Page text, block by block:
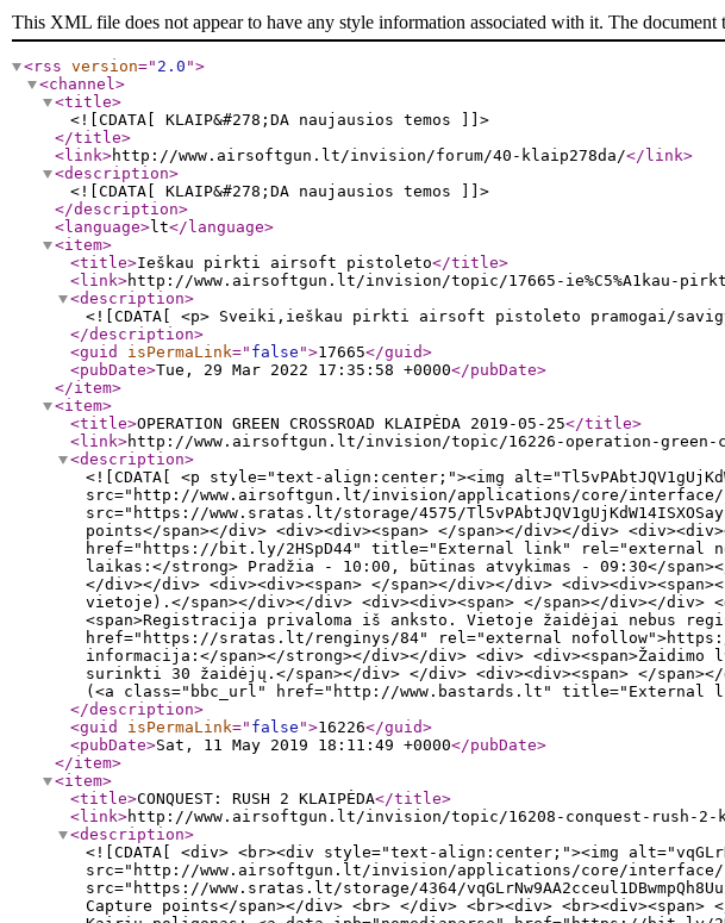
This XML file does not appear to have any style information associated with it. The document
<rss version=" 2.0 ">
<channel>
<title>
<![CDATA[ KLAIP&#278;DA naujausios temos ]]>
</title>
<link>http://www.airsoftgun.lt/invision/forum/40-klaip278da/</link>
<description>
<![CDATA[ KLAIP&#278;DA naujausios temos ]]>
</description>
<language>lt</language>
<item>
<title>Ieškau pirkti airsoft pistoleto</title>
<link>http://www.airsoftgun.lt/invision/topic/17665-ie%C5%A1kau-
<description>
<![CDATA[ <p> Sveiki,ieškau pirkti airsoft pistoleto pramogai/
</description>
<guid
isPermaLink=" false ">17665</guid>
<pubDate>Tue, 29 Mar 2022 17:35:58 +0000</pubDate>
</item>
<item>
<title>OPERATION GREEN CROSSROAD KLAIPĖDA 2019-05-25</title>
<link>http://www.airsoftgun.lt/invision/topic/16226-operation-green-
<description>
<![CDATA[ <p style="text-align:center;"><img
src="http://www.airsoftgun.lt/invision/applications/core/interface/
src="https://www.sratas.lt/storage/4575/
points</span></div> <div><div><span> </span></div></div>
href="https://bit.ly/2HSpD44" title="External link" rel="external
laikas:</strong> Pradžia - 10:00, būtinas atvykimas - 09:30</span></
</div></div> <div><div><span> </span></div></div>
vietoje).</span></div></div> <div><div><span> </span></div></
<span>Registracija privaloma iš anksto. Vietoje žaidėjai nebus
href="https://sratas.lt/renginys/84" rel="external
informacija:</span></strong></div></div> <div>
surinkti 30 žaidėjų.</span></div> </div> <div><div><span> </
(<a class="bbc_url" href="http://www.bastards.lt" title="External
</description>
<guid
isPermaLink=" false ">16226</guid>
<pubDate>Sat, 11 May 2019 18:11:49 +0000</pubDate>
</item>
<item>
<title>CONQUEST: RUSH 2 KLAIPĖDA</title>
<link>http://www.airsoftgun.lt/invision/topic/16208-conquest-rush-2-
<description>
<![CDATA[ <div> <br><div style="text-align:center;"><img
src="http://www.airsoftgun.lt/invision/applications/core/interface/
src="https://www.sratas.lt/storage/4364/
Capture points</span></div> <br> </div> <br><div>